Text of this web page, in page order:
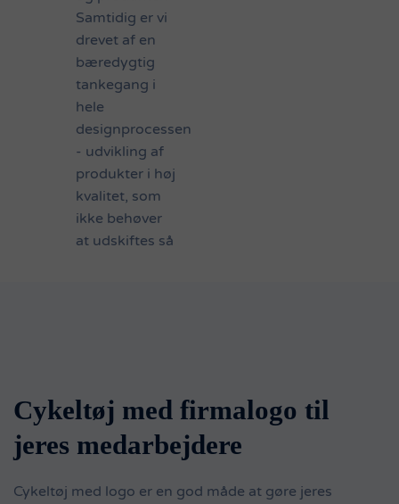
Samtidig er vi
drevet af en
bæredygtig
tankegang i
hele
designprocessen
- udvikling af
produkter i høj
kvalitet, som
ikke behøver
at udskiftes så
livscyklus.
Se vores
sportstøj
Cykeltøj med firmalogo til
jeres medarbejdere
Cykeltøj med logo er en god måde at gøre jeres